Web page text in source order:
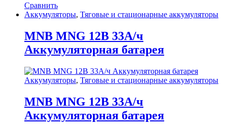
Сравнить
Аккумуляторы, Тяговые и стационарные аккумуляторы
MNB MNG 12В 33А/ч
Аккумуляторная батарея
Аккумуляторы, Тяговые и стационарные аккумуляторы
MNB MNG 12В 33А/ч
Аккумуляторная батарея